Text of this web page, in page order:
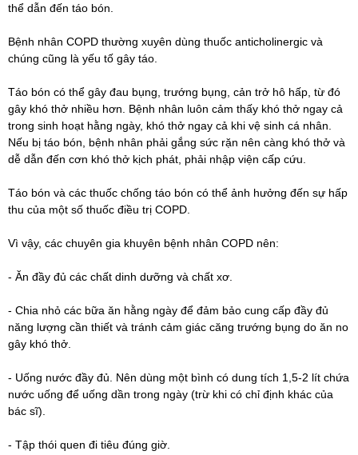
thể dẫn đến táo bón.
Bệnh nhân COPD thường xuyên dùng thuốc anticholinergic và
chúng cũng là yếu tố gây táo.
Táo bón có thể gây đau bụng, trướng bụng, cản trở hô hấp, từ đó
gây khó thở nhiều hơn. Bệnh nhân luôn cảm thấy khó thở ngay cả
trong sinh hoạt hằng ngày, khó thở ngay cả khi vệ sinh cá nhân.
Nếu bị táo bón, bệnh nhân phải gắng sức rặn nên càng khó thở và
dễ dẫn đến cơn khó thở kịch phát, phải nhập viện cấp cứu.
Táo bón và các thuốc chống táo bón có thể ảnh hưởng đến sự hấp
thu của một số thuốc điều trị COPD.
Vì vậy, các chuyên gia khuyên bệnh nhân COPD nên:
- Ăn đầy đủ các chất dinh dưỡng và chất xơ.
- Chia nhỏ các bữa ăn hằng ngày để đảm bảo cung cấp đầy đủ
năng lượng cần thiết và tránh cảm giác căng trướng bụng do ăn no
gây khó thở.
- Uống nước đầy đủ. Nên dùng một bình có dung tích 1,5-2 lít chứa
nước uống để uống dần trong ngày (trừ khi có chỉ định khác của
bác sĩ).
- Tập thói quen đi tiêu đúng giờ.